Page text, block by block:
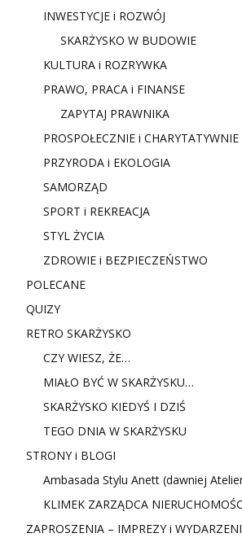
INWESTYCJE i ROZWÓJ
SKARŻYSKO W BUDOWIE
KULTURA i ROZRYWKA
PRAWO, PRACA i FINANSE
ZAPYTAJ PRAWNIKA
PROSPOŁECZNIE i CHARYTATYWNIE
PRZYRODA i EKOLOGIA
SAMORZĄD
SPORT i REKREACJA
STYL ŻYCIA
ZDROWIE i BEZPIECZEŃSTWO
POLECANE
QUIZY
RETRO SKARŻYSKO
CZY WIESZ, ŻE…
MIAŁO BYĆ W SKARŻYSKU…
SKARŻYSKO KIEDYŚ I DZIŚ
TEGO DNIA W SKARŻYSKU
STRONY i BLOGI
Ambasada Stylu Anett (dawniej
KLIMEK ZARZĄDCA
ZAPROSZENIA – IMPREZY i